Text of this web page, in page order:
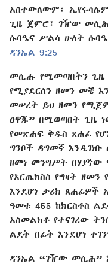
አስተውለውም፤
ጊዜ ጀምሮ፣ ገዥው መሲሕ
ሱባዔና ሥልሳ ሁለት
ዳንኤል 9:25
መሲሑ የሚመጣበትን ጊዜ
የሚያደርሰን ዘመን መቼ
መሠረት ይህ ዘመን
ዐዋጁ” በሚወጣበት ጊዜ
የመጽሐፍ ቅዱስ ጸሐፊ
ግንቦች ዳግመኛ
ዘመነ መንግሥት በሃያኛው
የአርጤክስስ የግዛት ዘመን
እንደሆነ ታሪክ ጸሐፊዎች
ዓመቱ 455 ከክርስቶስ
አስመልክቶ የተናገረው
ልደት በፊት እንደሆነ
ዳንኤል “ገዥው መሲሕ”